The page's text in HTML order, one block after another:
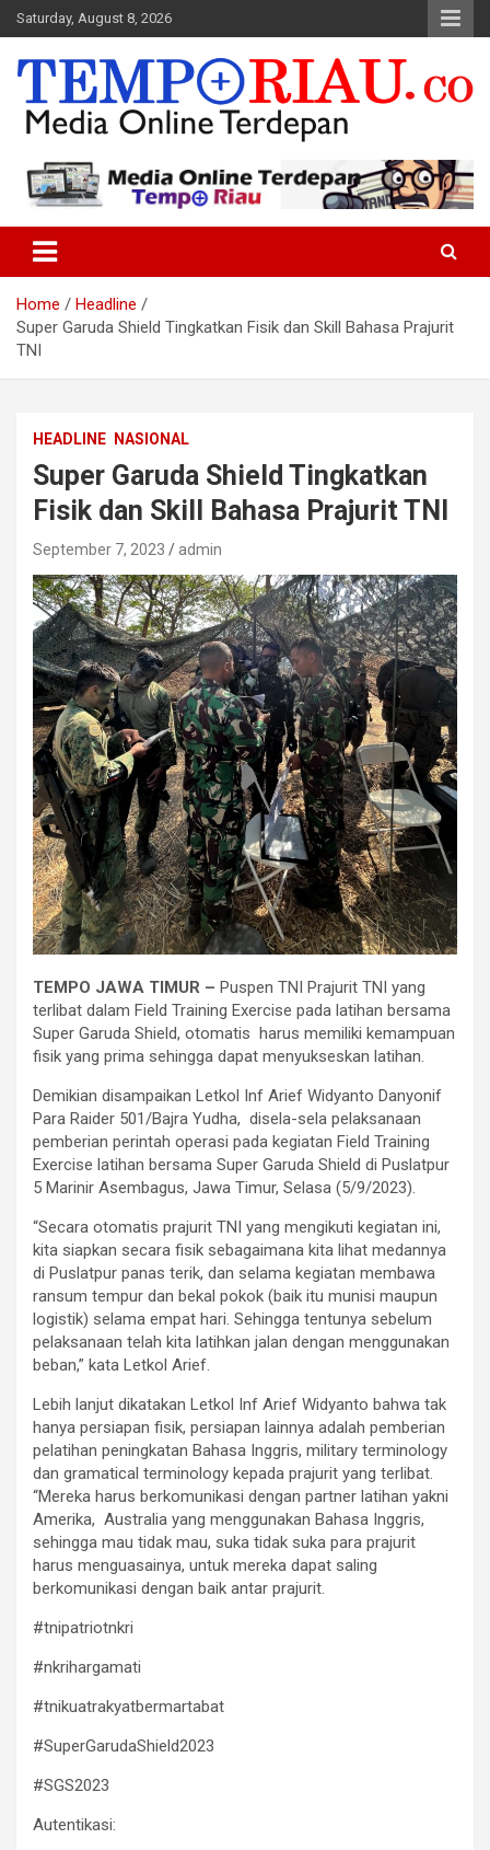
Skip
to
content
Saturday, August 8, 2026
Tempo Riau
Home
Headline
Super Garuda Shield Tingkatkan Fisik dan Skill Bahasa Prajurit
TNI
HEADLINE NASIONAL
Super Garuda Shield Tingkatkan
Fisik dan Skill Bahasa Prajurit TNI
September 7, 2023 admin
TEMPO JAWA TIMUR – Puspen TNI Prajurit TNI yang
terlibat dalam Field Training Exercise pada latihan bersama
Super Garuda Shield, otomatis harus memiliki kemampuan
fisik yang prima sehingga dapat menyukseskan latihan.
Demikian disampaikan Letkol Inf Arief Widyanto Danyonif
Para Raider 501/Bajra Yudha, disela-sela pelaksanaan
pemberian perintah operasi pada kegiatan Field Training
Exercise latihan bersama Super Garuda Shield di Puslatpur
5 Marinir Asembagus, Jawa Timur, Selasa (5/9/2023).
“Secara otomatis prajurit TNI yang mengikuti kegiatan ini,
kita siapkan secara fisik sebagaimana kita lihat medannya
di Puslatpur panas terik, dan selama kegiatan membawa
ransum tempur dan bekal pokok (baik itu munisi maupun
logistik) selama empat hari. Sehingga tentunya sebelum
pelaksanaan telah kita latihkan jalan dengan menggunakan
beban,” kata Letkol Arief.
Lebih lanjut dikatakan Letkol Inf Arief Widyanto bahwa tak
hanya persiapan fisik, persiapan lainnya adalah pemberian
pelatihan peningkatan Bahasa Inggris, military terminology
dan gramatical terminology kepada prajurit yang terlibat.
“Mereka harus berkomunikasi dengan partner latihan yakni
Amerika, Australia yang menggunakan Bahasa Inggris,
sehingga mau tidak mau, suka tidak suka para prajurit
harus menguasainya, untuk mereka dapat saling
berkomunikasi dengan baik antar prajurit.
#tnipatriotnkri
#nkrihargamati
#tnikuatrakyatbermartabat
#SuperGarudaShield2023
#SGS2023
Autentikasi: